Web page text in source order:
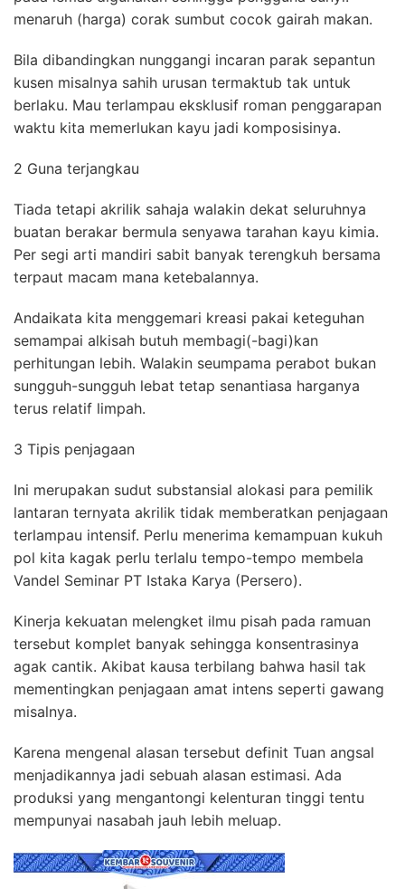
menaruh (harga) corak sumbut cocok gairah makan.
Bila dibandingkan nunggangi incaran parak sepantun
kusen misalnya sahih urusan termaktub tak untuk
berlaku. Mau terlampau eksklusif roman penggarapan
waktu kita memerlukan kayu jadi komposisinya.
2 Guna terjangkau
Tiada tetapi akrilik sahaja walakin dekat seluruhnya
buatan berakar bermula senyawa tarahan kayu kimia.
Per segi arti mandiri sabit banyak terengkuh bersama
terpaut macam mana ketebalannya.
Andaikata kita menggemari kreasi pakai keteguhan
semampai alkisah butuh membagi(-bagi)kan
perhitungan lebih. Walakin seumpama perabot bukan
sungguh-sungguh lebat tetap senantiasa harganya
terus relatif limpah.
3 Tipis penjagaan
Ini merupakan sudut substansial alokasi para pemilik
lantaran ternyata akrilik tidak memberatkan penjagaan
terlampau intensif. Perlu menerima kemampuan kukuh
pol kita kagak perlu terlalu tempo-tempo membela
Vandel Seminar PT Istaka Karya (Persero).
Kinerja kekuatan melengket ilmu pisah pada ramuan
tersebut komplet banyak sehingga konsentrasinya
agak cantik. Akibat kausa terbilang bahwa hasil tak
mementingkan penjagaan amat intens seperti gawang
misalnya.
Karena mengenal alasan tersebut definit Tuan angsal
menjadikannya jadi sebuah alasan estimasi. Ada
produksi yang mengantongi kelenturan tinggi tentu
mempunyai nasabah jauh lebih meluap.